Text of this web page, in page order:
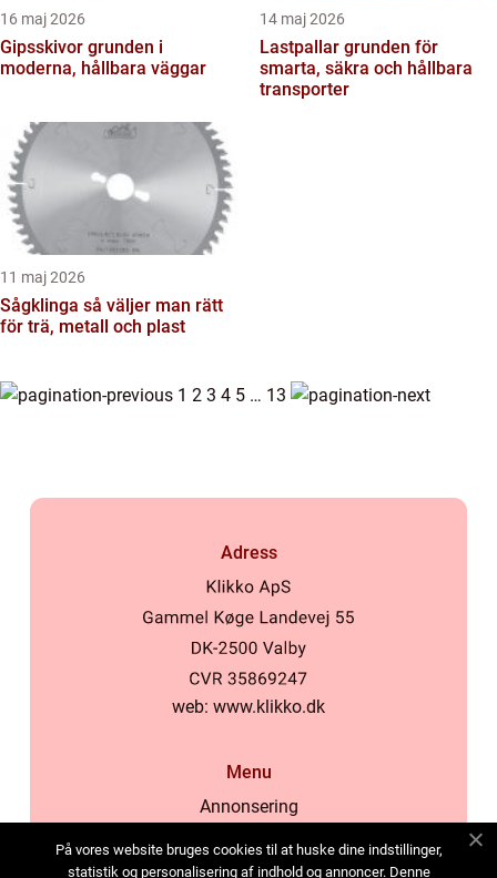
16 maj 2026
Gipsskivor grunden i
moderna, hållbara väggar
14 maj 2026
Lastpallar grunden för
smarta, säkra och hållbara
transporter
11 maj 2026
Sågklinga så väljer man rätt
för trä, metall och plast
1 2 3 4 5 … 13
Adress
web: www.klikko.dk
Menu
Annonsering
Cookies
På vores website bruges cookies til at huske dine indstillinger,
statistik og personalisering af indhold og annoncer. Denne